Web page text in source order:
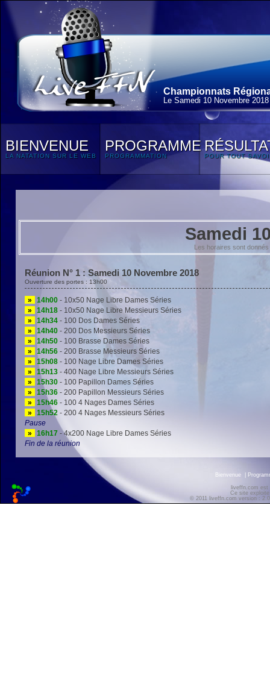
Championnats
Le Samedi 10 Novembre 2018
BIENVENUE
LA NATATION SUR LE WEB
PROGRAMME
PROGRAMMATION POUR TOUT
Samedi
Les horaires sont
Réunion N° 1 : Samedi 10 Novembre 2018
Ouverture des portes : 13h00
» 14h00 - 10x50 Nage Libre Dames Séries
»
14h18 - 10x50 Nage Libre Messieurs Séries
»
14h34 - 100 Dos Dames Séries
»
14h40 - 200 Dos Messieurs Séries
»
14h50 - 100 Brasse Dames Séries
»
14h56 - 200 Brasse Messieurs Séries
»
15h08 - 100 Nage Libre Dames Séries
»
15h13 - 400 Nage Libre Messieurs Séries
»
15h30 - 100 Papillon Dames Séries
»
15h36 - 200 Papillon Messieurs Séries
»
15h46 - 100 4 Nages Dames Séries
»
15h52 - 200 4 Nages Messieurs Séries
Pause
»
16h17 - 4x200 Nage Libre Dames Séries
Fin de la réunion
Bienvenue
liveffn.com est
Ce site
© 2011 liveffn.com version :